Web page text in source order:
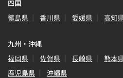
四国
徳島県
香川県 愛媛県 高知
九州・沖縄
福岡県
佐賀県 長崎県 熊本
鹿児島県
沖縄県